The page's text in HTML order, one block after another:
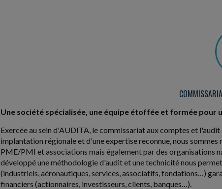
Une société spécialisée, une équipe étoffée et formée pour
Exercée au sein d'AUDITA, le commissariat aux comptes et
implantation régionale et d'une expertise reconnue, nous
PME/PMI et associations mais également par des organisations
développé une méthodologie d'audit et une technicité nous
(industriels, aéronautiques, services, associatifs, fondations…)
financiers (actionnaires, investisseurs, clients, banques…).